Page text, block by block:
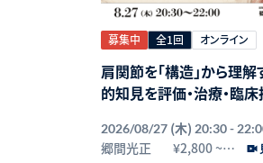
募集中 全1回 オンライン
肩関節を「構造」から理
的知見を評価・治療・臨
2026/08/27 (木) 20:30 -
郷間光正 ¥2,800~